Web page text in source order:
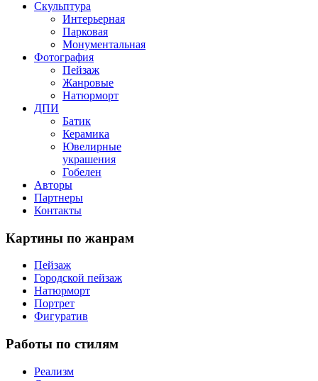
Скульптура
Интерьерная
Парковая
Монументальная
Фотография
Пейзаж
Жанровые
Натюрморт
ДПИ
Батик
Керамика
Ювелирные
украшения
Гобелен
Авторы
Партнеры
Контакты
Картины по жанрам
Пейзаж
Городской пейзаж
Натюрморт
Портрет
Фигуратив
Работы по стилям
Реализм